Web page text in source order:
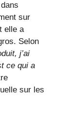
sur
elle a
Selon
j’ai
ce qui a
sur les